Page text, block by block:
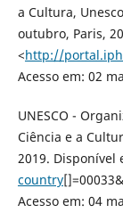
a Cultura,
outubro, Paris,
<http://
Acesso em: 02
UNESCO -
Ciência e a
2019. Disponível
country
Acesso em: 04